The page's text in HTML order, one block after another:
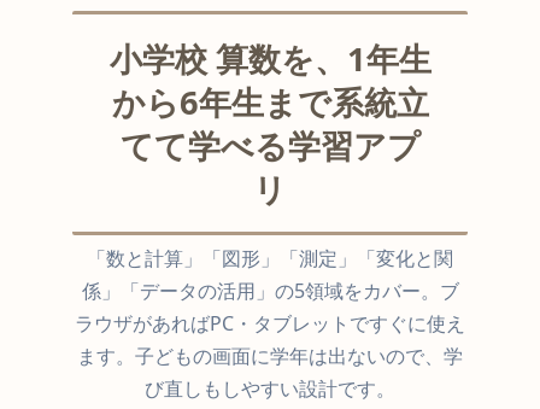
小学校 算数を、1年生
から6年生まで系統立
てて学べる学習アプ
リ
「数と計算」「図形」「測定」「変化と関
係」「データの活用」の5領域をカバー。ブ
ラウザがあればPC・タブレットですぐに使え
ます。子どもの画面に学年は出ないので、学
び直しもしやすい設計です。